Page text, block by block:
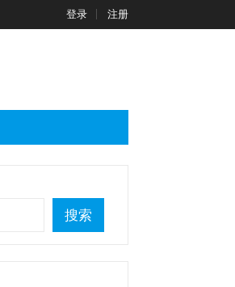
登录 注册
搜索